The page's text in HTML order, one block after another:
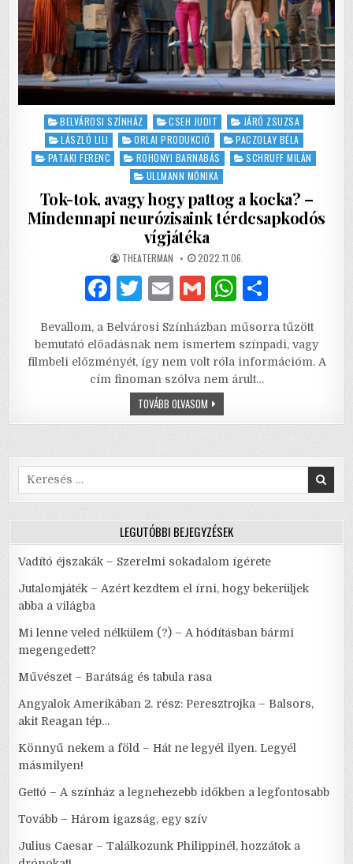
Posted
in
BELVÁROSI SZÍNHÁZ CSEH JUDIT
JÁRÓ ZSUZSA
LÁSZLÓ LILI
ORLAI PRODUKCIÓ
PACZOLAY BÉLA
PATAKI FERENC
ROHONYI BARNABÁS
SCHRUFF MILÁN
ULLMANN MÓNIKA
Tok-tok, avagy hogy pattog a kocka? –
Mindennapi neurózisaink térdcsapkodós
vígjátéka
AUTHOR:
THEATERMAN PUBLISHED
DATE:
2022.11.06.
F
c
e
b
k
T
it
te
r
E
ai
l
G
ai
l
W
at
s
A
ar
e
Bevallom, a Belvárosi Színházban műsorra tűzött
bemutató előadásnak nem ismertem színpadi, vagy
filmbeli előzményét, így nem volt róla információm. A
cím finoman szólva nem árult…
TOVÁBB OLVASOMTOK-
TOK,
AVAGY
A
KOCKA?
NEURÓZISAINK
TÉRDCSAPKODÓS
Search
for:
LEGUTÓBBI BEJEGYZÉSEK
Vadító éjszakák – Szerelmi sokadalom ígérete
Jutalomjáték – Azért kezdtem el írni, hogy bekerüljek
abba a világba
Mi lenne veled nélkülem (?) – A hódításban bármi
megengedett?
Művészet – Barátság és tabula rasa
Angyalok Amerikában 2. rész: Peresztrojka – Balsors,
akit Reagan tép…
Könnyű nekem a föld – Hát ne legyél ilyen. Legyél
másmilyen!
Gettó – A színház a legnehezebb időkben a legfontosabb
Tovább – Három igazság, egy szív
Julius Caesar – Találkozunk Philippinél, hozzátok a